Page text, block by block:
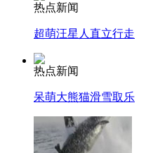
热点新闻
超萌汪星人直立行走
热点新闻
呆萌大熊猫滑雪取乐